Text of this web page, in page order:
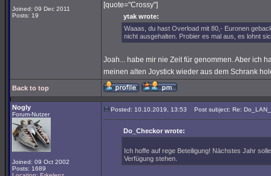
Joined: 09 Dec 2011
Posts: 19
[quote="Crossy"]
ytak wrote:
Waaas, du hast Overload mit 80,- Euronen
nicht ausgehalten. Probier es mal aus, es lohnt
Joah... habe mir nie Zeit für genommen. Aber ich
meinen alten Joystick wieder aus dem Schrank
Back to top
Nogly
Forum-Nutzer
Joined: 09 Oct 2002
Posts: 1689
Posted: 10.10.2019, 13:53 Post subject: Re:
Do_Checkor wrote:
Ich hoffe auf rege Beteiligung! Nächstes Jahr
Verfügung stehen.